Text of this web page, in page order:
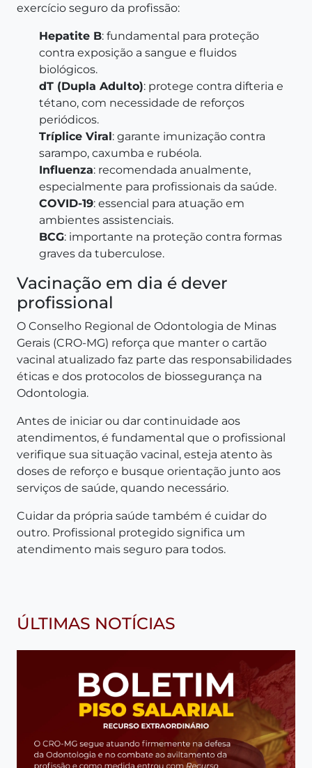
exercício seguro da profissão:
Hepatite B: fundamental para proteção
contra exposição a sangue e fluidos
biológicos.
dT (Dupla Adulto): protege contra difteria e
tétano, com necessidade de reforços
periódicos.
Tríplice Viral: garante imunização contra
sarampo, caxumba e rubéola.
Influenza: recomendada anualmente,
especialmente para profissionais da saúde.
COVID-19: essencial para atuação em
ambientes assistenciais.
BCG: importante na proteção contra formas
graves da tuberculose.
Vacinação em dia é dever
profissional
O Conselho Regional de Odontologia de Minas
Gerais (CRO-MG) reforça que manter o cartão
vacinal atualizado faz parte das responsabilidades
éticas e dos protocolos de biossegurança na
Odontologia.
Antes de iniciar ou dar continuidade aos
atendimentos, é fundamental que o profissional
verifique sua situação vacinal, esteja atento às
doses de reforço e busque orientação junto aos
serviços de saúde, quando necessário.
Cuidar da própria saúde também é cuidar do
outro. Profissional protegido significa um
atendimento mais seguro para todos.
ÚLTIMAS NOTÍCIAS